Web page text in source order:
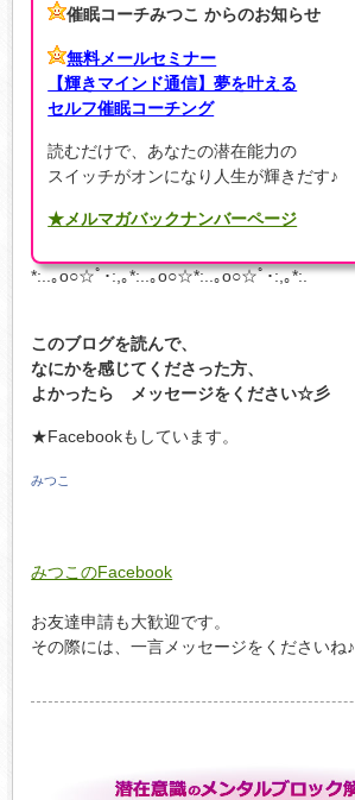
催眠コーチみつこ からのお知らせ
無料メールセミナー
【輝きマインド通信】夢を叶える
セルフ催眠コーチング
読むだけで、あなたの潜在能力の
スイッチがオンになり人生が輝きだす♪
★メルマガバックナンバーページ
*:..｡o○☆ﾟ･:,｡*:..｡o○☆*:..｡o○☆ﾟ･:,｡*:.
このブログを読んで、
なにかを感じてくださった方、
よかったら メッセージをください☆彡
★Facebookもしています。
みつこ
みつこのFacebook
お友達申請も大歓迎です。
その際には、一言メッセージをくださいね♪